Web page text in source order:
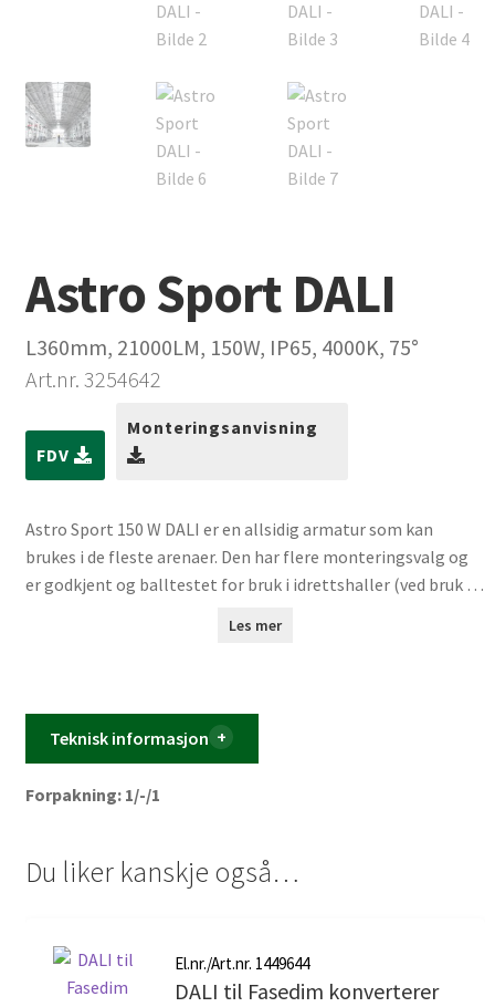
Astro Sport DALI
L360mm, 21000LM, 150W, IP65, 4000K, 75°
Art.nr. 3254642
FDV
Monteringsanvisning
Astro Sport 150 W DALI er en allsidig armatur som kan
brukes i de fleste arenaer. Den har flere monteringsvalg og
er godkjent og balltestet for bruk i idrettshaller (ved bruk av
Les mer
Teknisk informasjon
Forpakning: 1/-/1
Du liker kanskje også…
El.nr./Art.nr. 1449644
DALI til Fasedim konverterer